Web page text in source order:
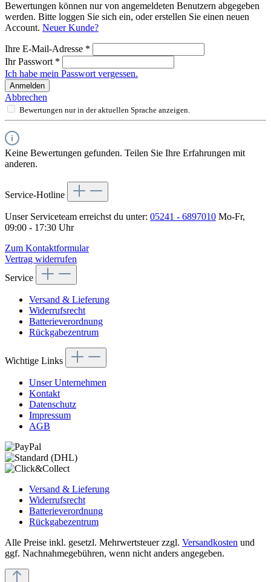
Bewertungen können nur von angemeldeten Benutzern abgegeben
werden. Bitte loggen Sie sich ein, oder erstellen Sie einen neuen
Account. Neuer Kunde?
Ihre E-Mail-Adresse *
Ihr Passwort *
Ich habe mein Passwort vergessen.
Anmelden
Abbrechen
Bewertungen nur in der aktuellen Sprache anzeigen.
Keine Bewertungen gefunden. Teilen Sie Ihre Erfahrungen mit
anderen.
Service-Hotline
Unser Serviceteam erreichst du unter: 05241 - 6897010 Mo-Fr,
09:00 - 17:30 Uhr
Zum Kontaktformular
Vertrag widerrufen
Service
Versand & Lieferung
Widerrufsrecht
Batterieverordnung
Rückgabezentrum
Wichtige Links
Unser Unternehmen
Kontakt
Datenschutz
Impressum
AGB
Versand & Lieferung
Widerrufsrecht
Batterieverordnung
Rückgabezentrum
Alle Preise inkl. gesetzl. Mehrwertsteuer zzgl. Versandkosten und
ggf. Nachnahmegebühren, wenn nicht anders angegeben.